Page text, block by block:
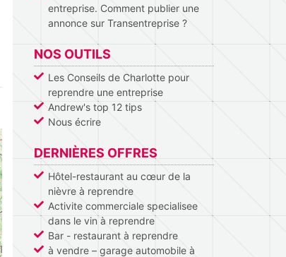
entreprise. Comment publier une
annonce sur Transentreprise ?
NOS OUTILS
Les Conseils de Charlotte pour
reprendre une entreprise
Andrew's top 12 tips
Nous écrire
DERNIÈRES OFFRES
Hôtel-restaurant au cœur de la
nièvre à reprendre
Activite commerciale specialisee
dans le vin à reprendre
Bar - restaurant à reprendre
à vendre – garage automobile à